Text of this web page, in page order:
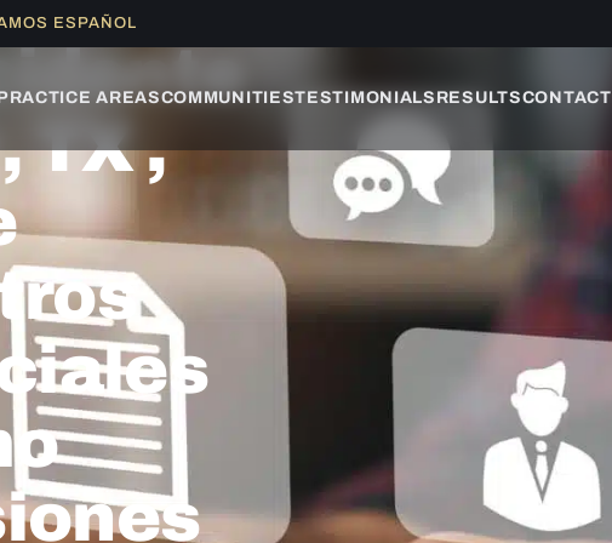
ESPAÑOL
AREASCOMMUNITIESTESTIMONIALS RESULTSCONTACT
TX ,